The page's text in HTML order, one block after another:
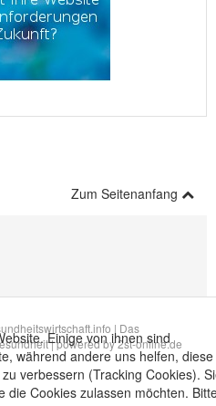
Zum Seitenanfang
| Das
| powered by2st-online.de
Einige von ihnen sind
während andere uns helfen, diese
verbessern (Tracking Cookies).
die Cookies zulassen möchten.